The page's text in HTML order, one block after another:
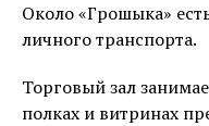
Около «Грошыка»
личного транспорта.
Торговый зал
полках и витринах